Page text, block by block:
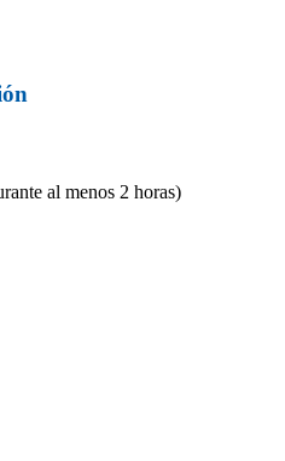
al menos 2 horas)